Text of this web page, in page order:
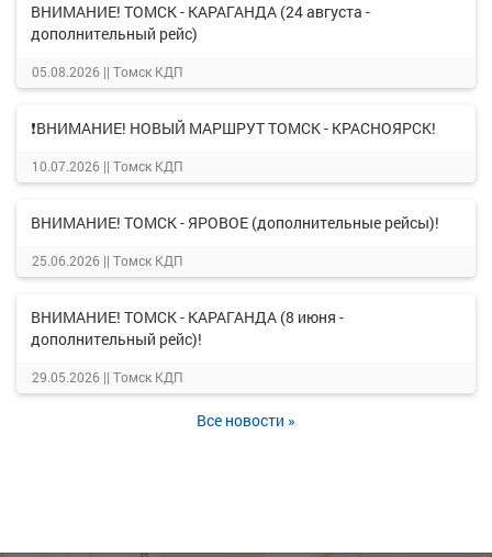
ВНИМАНИЕ! ТОМСК - КАРАГАНДА (24 августа -
дополнительный рейс)
05.08.2026 || Томск КДП
❗ВНИМАНИЕ! НОВЫЙ МАРШРУТ ТОМСК - КРАСНОЯРСК!
10.07.2026 || Томск КДП
ВНИМАНИЕ! ТОМСК - ЯРОВОЕ (дополнительные рейсы)!
25.06.2026 || Томск КДП
ВНИМАНИЕ! ТОМСК - КАРАГАНДА (8 июня -
дополнительный рейс)!
29.05.2026 || Томск КДП
Все новости »